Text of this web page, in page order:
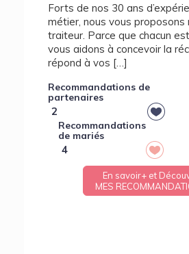
Forts de nos 30 ans
métier, nous vous proposons
traiteur. Parce que chacun
vous aidons à concevoir la
répond à vos […]
Recommandations de
partenaires
2
Recommandations
de mariés
4
En savoir+ et
MES